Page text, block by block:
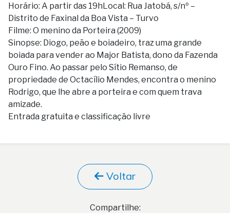
Horário: A partir das 19hLocal: Rua Jatobá, s/nº –
Distrito de Faxinal da Boa Vista – Turvo
Filme: O menino da Porteira (2009)
Sinopse: Diogo, peão e boiadeiro, traz uma grande
boiada para vender ao Major Batista, dono da Fazenda
Ouro Fino. Ao passar pelo Sítio Remanso, de
propriedade de Octacílio Mendes, encontra o menino
Rodrigo, que lhe abre a porteira e com quem trava
amizade.
Entrada gratuita e classificação livre
Voltar
Compartilhe: